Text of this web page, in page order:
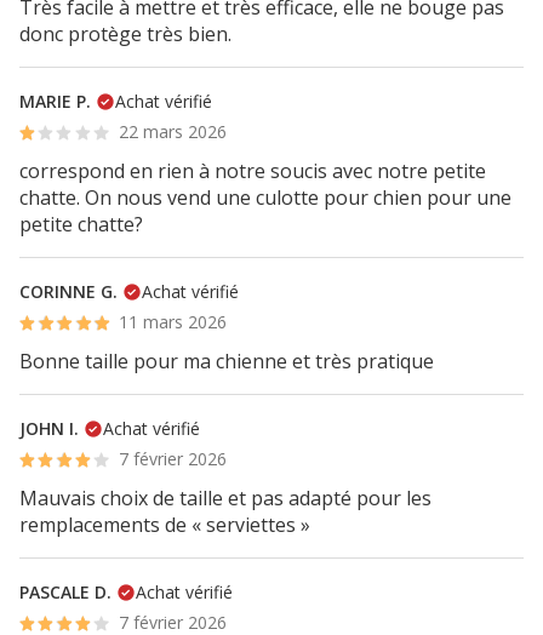
Très facile à mettre et très efficace, elle ne bouge pas
donc protège très bien.
MARIE P.
Achat vérifié
22 mars 2026
correspond en rien à notre soucis avec notre petite
chatte. On nous vend une culotte pour chien pour une
petite chatte?
CORINNE G.
Achat vérifié
11 mars 2026
Bonne taille pour ma chienne et très pratique
JOHN I.
Achat vérifié
7 février 2026
Mauvais choix de taille et pas adapté pour les
remplacements de « serviettes »
PASCALE D.
Achat vérifié
7 février 2026